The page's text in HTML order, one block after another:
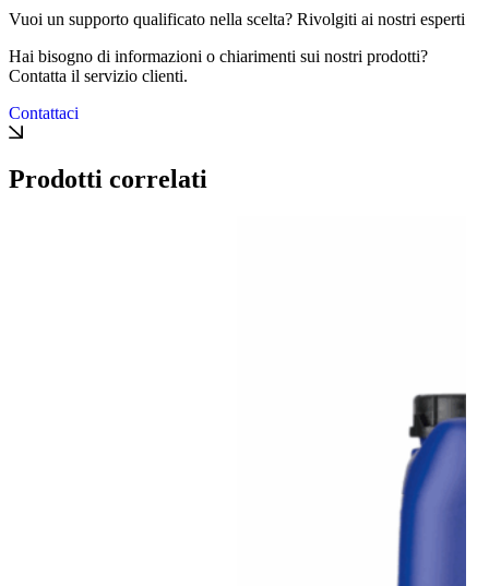
Vuoi un supporto qualificato nella scelta? Rivolgiti ai nostri esperti
Hai bisogno di informazioni o chiarimenti sui nostri prodotti?
Contatta il servizio clienti.
Contattaci
Prodotti correlati